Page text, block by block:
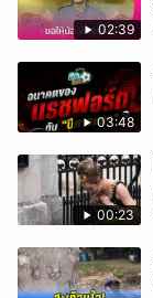
02:39
03:48
00:23